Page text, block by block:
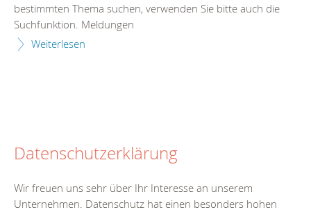
bestimmten Thema suchen, verwenden Sie bitte auch die
Suchfunktion. Meldungen
Weiterlesen
Datenschutzerklärung
Wir freuen uns sehr über Ihr Interesse an unserem
Unternehmen. Datenschutz hat einen besonders hohen